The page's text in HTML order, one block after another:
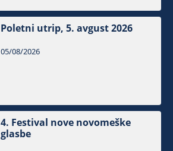
Poletni utrip, 5. avgust 2026
05/08/2026
4. Festival nove novomeške
glasbe